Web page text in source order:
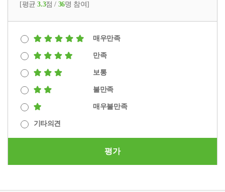
[평균3.3점 / 36명 참여]
매우만족
만족
보통
불만족
매우불만족
기타의견
평가